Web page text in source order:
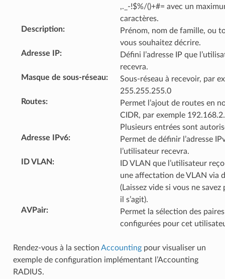
,._-!$%/()+#= avec un
caractères.
Description:
Prénom, nom de famille, ou
vous souhaitez décrire.
Adresse IP:
Défini l’adresse IP que
recevra.
Masque de sous-réseau:
Sous-réseau à recevoir, par
255.255.255.0
Routes:
Permet l’ajout de routes en
CIDR, par exemple
Plusieurs entrées sont
Adresse IPv6:
Permet de définir l’adresse
l’utilisateur recevra.
ID VLAN:
ID VLAN que l’utilisateur
une affectation de VLAN via
(Laissez vide si vous ne savez
il s’agit).
AVPair:
Permet la sélection des paires
configurées pour cet
Rendez-vous à la section Accountingpour visualiser un
exemple de configuration implémentant l’Accounting
RADIUS.